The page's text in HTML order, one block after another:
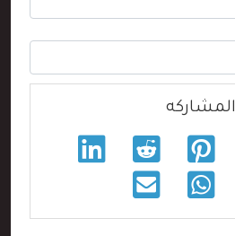
المشاركه